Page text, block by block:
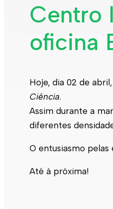
Centro
oficina
Hoje, dia 02 de
Ciência.
Assim durante a
diferentes
O entusiasmo
Até à próxima!